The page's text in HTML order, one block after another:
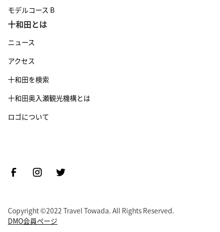
モデルコース B
十和田とは
ニュース
アクセス
十和田を検索
十和田奥入瀬観光機構とは
ロゴについて
Copyright ©2022 Travel Towada. All Rights Reserved.
DMO会員ページ